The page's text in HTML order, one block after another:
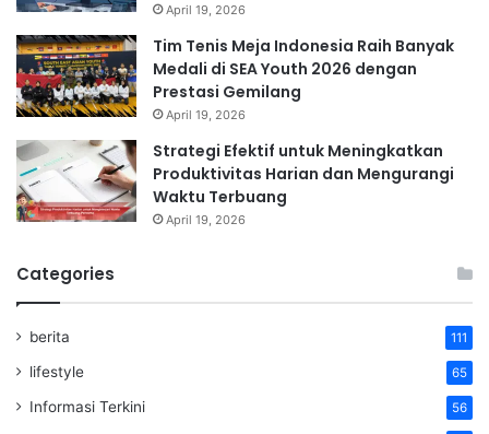
April 19, 2026
Tim Tenis Meja Indonesia Raih Banyak
Medali di SEA Youth 2026 dengan
Prestasi Gemilang
April 19, 2026
Strategi Efektif untuk Meningkatkan
Produktivitas Harian dan Mengurangi
Waktu Terbuang
April 19, 2026
Categories
berita 111
lifestyle 65
Informasi Terkini 56